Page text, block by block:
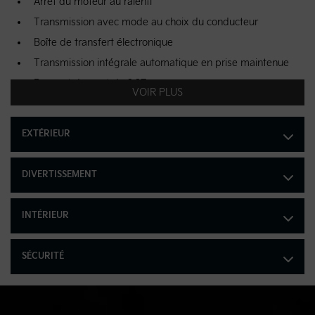
Transmission avec mode au choix du conducteur
Boîte de transfert électronique
Transmission intégrale automatique en prise maintenue
Rapport de pont de 3,37
Batterie sans entretien de 68 Ah avec protection
antidécharge
Alternateur démarreur-générateur de véhicule hybride de
130 A
Équipement de remorquage -comprend : dispositif anti-
PNBV de 5 379 lb
Barre antiroulis avant et arrière
VOIR PLUS
EXTÉRIEUR
DIVERTISSEMENT
INTÉRIEUR
SÉCURITÉ